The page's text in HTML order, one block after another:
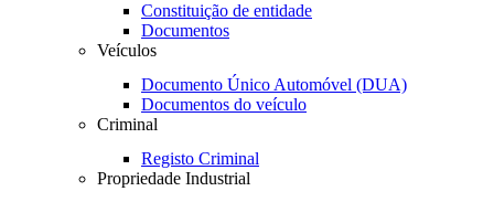
Constituição de entidade
Documentos
Veículos
Documento Único Automóvel (DUA)
Documentos do veículo
Criminal
Registo Criminal
Propriedade Industrial